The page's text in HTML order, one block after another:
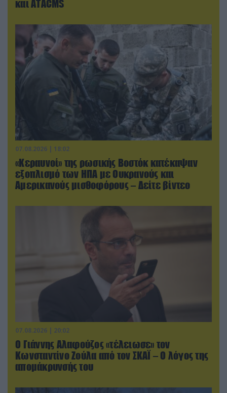
και ΑΤΑCMS
07.08.2026 | 18:02
«Κεραυνοί» της ρωσικής Βοστόκ κατέκαψαν
εξοπλισμό των ΗΠΑ με Ουκρανούς και
Αμερικανούς μισθοφόρους – Δείτε βίντεο
07.08.2026 | 20:02
Ο Γιάννης Αλαφούζος «τέλειωσε» τον
Κωνσταντίνο Ζούλα από τον ΣΚΑΪ – Ο λόγος της
απομάκρυνσής του